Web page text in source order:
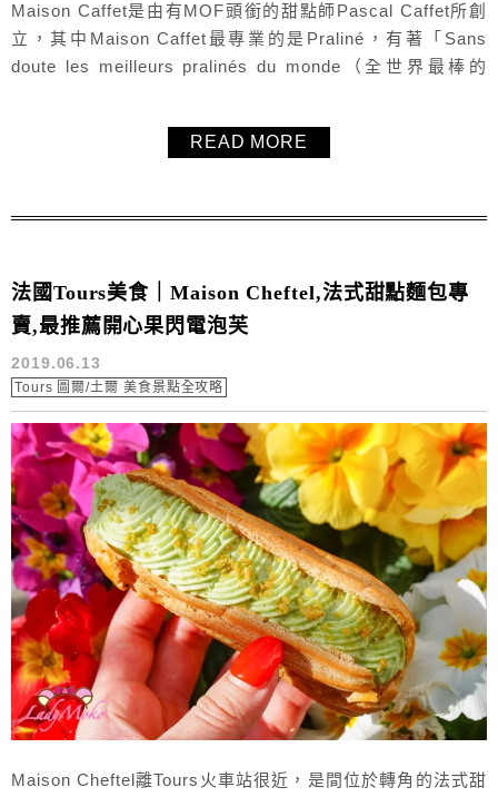
Maison Caffet是由有MOF頭銜的甜點師Pascal Caffet所創
立，其中Maison Caffet最專業的是Praliné，有著「Sans
doute les meilleurs pralinés du monde（全世界最棒的
READ MORE
法國Tours美食｜Maison Cheftel,法式甜點麵包專
賣,最推薦開心果閃電泡芙
2019.06.13
Tours 圖爾/土爾 美食景點全攻略
Maison Cheftel離Tours火車站很近，是間位於轉角的法式甜